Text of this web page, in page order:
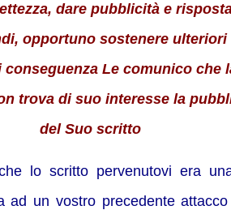
dare pubblicità e
opportuno sostenere ulteriori
conseguenza Le comunico che
trova di suo interesse la
del Suo scritto
lo scritto pervenutovi era
ad un vostro precedente